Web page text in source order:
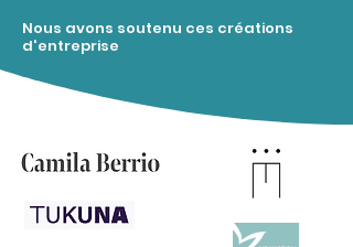
Nous avons soutenu ces créations
d'entreprise